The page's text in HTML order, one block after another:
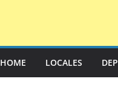
HOME LOCALES